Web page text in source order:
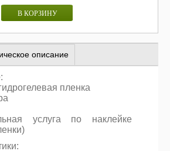
В КОРЗИНУ
описание
пленка
услуга по наклейке